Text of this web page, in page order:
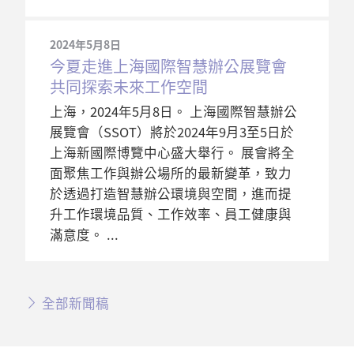
2024年5月8日
今夏走進上海國際智慧辦公展覽會
共同探索未來工作空間
上海，2024年5月8日。 上海國際智慧辦公
展覽會（SSOT）將於2024年9月3至5日於
上海新國際博覽中心盛大舉行。 展會將全
面聚焦工作與辦公場所的最新變革，致力
於透過打造智慧辦公環境與空間，進而提
升工作環境品質、工作效率、員工健康與
滿意度。
全部新聞稿